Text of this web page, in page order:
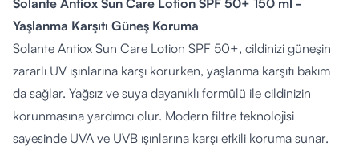
Solante Antiox Sun Care Lotion SPF 50+ 150 ml -
Yaşlanma Karşıtı Güneş Koruma
Solante Antiox Sun Care Lotion SPF 50+, cildinizi güneşin
zararlı UV ışınlarına karşı korurken, yaşlanma karşıtı bakım
da sağlar. Yağsız ve suya dayanıklı formülü ile cildinizin
korunmasına yardımcı olur. Modern filtre teknolojisi
sayesinde UVA ve UVB ışınlarına karşı etkili koruma sunar.